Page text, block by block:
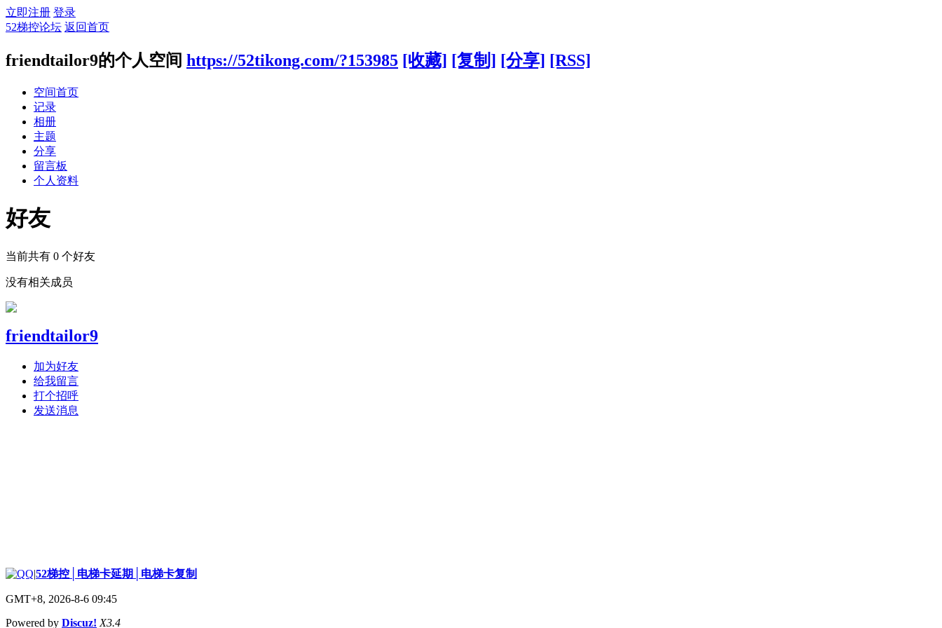
立即注册 登录
52梯控论坛 返回首页
friendtailor9的个人空间 https://52tikong.com/?153985 [收藏] [复制] [分享] [RSS]
空间首页
记录
相册
主题
分享
留言板
个人资料
好友
当前共有 0 个好友
没有相关成员
friendtailor9
加为好友
给我留言
打个招呼
发送消息
|52梯控│电梯卡延期│电梯卡复制
GMT+8, 2026-8-6 09:45
Powered by Discuz! X3.4